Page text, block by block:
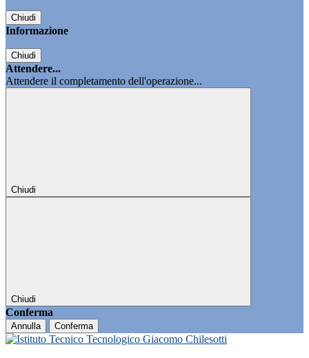
Chiudi
Informazione
Chiudi
Attendere...
Attendere il completamento dell'operazione...
Chiudi
Chiudi
Conferma
Annulla Conferma